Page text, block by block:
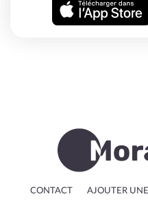
CONTACT AJOUTER